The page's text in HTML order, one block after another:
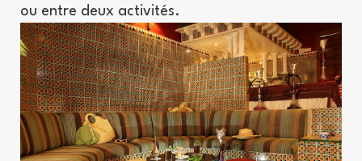
ou entre deux activités.